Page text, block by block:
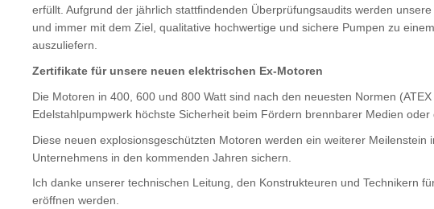
erfüllt. Aufgrund der jährlich stattfindenden Überprüfungsaudits werden
und immer mit dem Ziel, qualitative hochwertige und sichere Pumpen zu
auszuliefern.
Zertifikate für unsere neuen elektrischen Ex-Motoren
Die Motoren in 400, 600 und 800 Watt sind nach den neuesten Normen
Edelstahlpumpwerk höchste Sicherheit beim Fördern brennbarer Medien
Diese neuen explosionsgeschützten Motoren werden ein weiterer
Unternehmens in den kommenden Jahren sichern
Ich danke unserer technischen Leitung, den Konstrukteuren und Technikern
eröffnen werden.